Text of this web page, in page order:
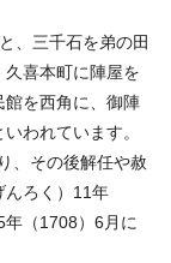
、三千石を弟の田
喜本町に陣屋を
館を西角に、御陣
われています。
、その後解任や赦
んろく）11年
年（1708）6月に